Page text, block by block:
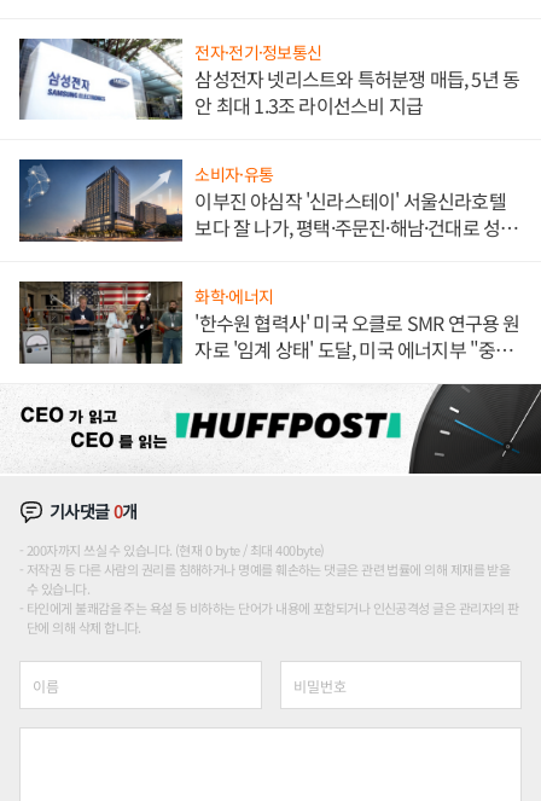
전자·전기·정보통신
삼성전자 넷리스트와 특허분쟁 매듭, 5년 동
안 최대 1.3조 라이선스비 지급
소비자·유통
이부진 야심작 '신라스테이' 서울신라호텔
보다 잘 나가, 평택·주문진·해남·건대로 성
화학·에너지
'한수원 협력사' 미국 오클로 SMR 연구용 원
자로 '임계 상태' 도달, 미국 에너지부 "중요
기사댓글0개
200자까지 쓰실 수 있습니다. (현재 0 byte / 최대 400byte)
저작권 등 다른 사람의 권리를 침해하거나 명예를 훼손하는 댓글은 관련 법률에 의해 제재를 받을
수 있습니다.
타인에게 불쾌감을 주는 욕설 등 비하하는 단어가 내용에 포함되거나 인신공격성 글은 관리자의 판
단에 의해 삭제 합니다.